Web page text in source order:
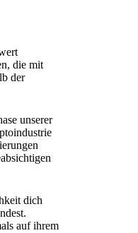
die mit
der
unserer
dich
auf ihrem